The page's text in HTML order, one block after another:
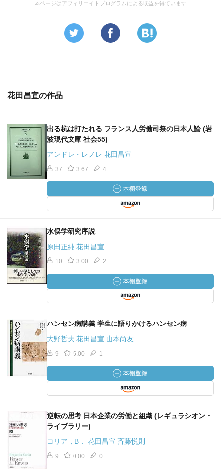
本ページはアフィリエイトプログラムによる収益を得ています
花田昌宣の作品
出る杭は打たれる フランス人労働司祭の日本人論 (岩
波現代文庫 社会55)
アンドレ・レノレ 花田昌宣
37 3.67 4
水俣学研究序説
原田正純 花田昌宣
10 3.00 2
ハンセン病講義 学生に語りかけるハンセン病
大野哲夫 花田昌宣 山本尚友
9 5.00 1
逆転の思考 日本企業の労働と組織 (レギュラシオン・
ライブラリー)
コリア，B． 花田昌宣 斉藤悦則
9 0.00 0